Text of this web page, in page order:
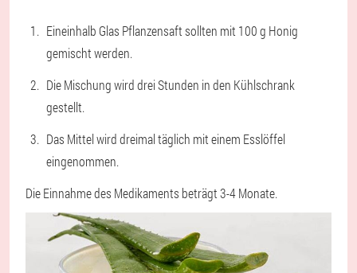
Eineinhalb Glas Pflanzensaft sollten mit 100 g Honig
gemischt werden.
Die Mischung wird drei Stunden in den Kühlschrank
gestellt.
Das Mittel wird dreimal täglich mit einem Esslöffel
eingenommen.
Die Einnahme des Medikaments beträgt 3-4 Monate.